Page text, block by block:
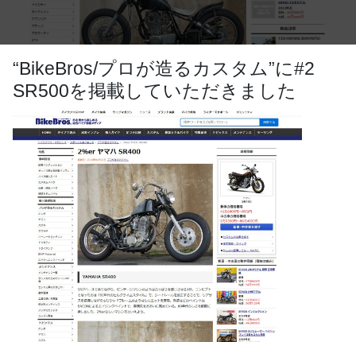
“BikeBros/プロが造るカスタム”に#2
SR500を掲載していただきました